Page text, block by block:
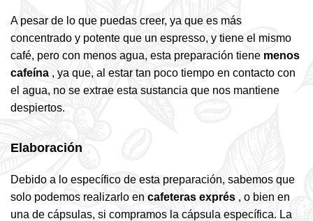
A pesar de lo que puedas creer, ya que es más
concentrado y potente que un espresso, y tiene el mismo
café, pero con menos agua, esta preparación tiene menos
cafeína , ya que, al estar tan poco tiempo en contacto con
el agua, no se extrae esta sustancia que nos mantiene
despiertos.
Elaboración
Debido a lo específico de esta preparación, sabemos que
solo podemos realizarlo en cafeteras exprés , o bien en
una de cápsulas, si compramos la cápsula específica. La